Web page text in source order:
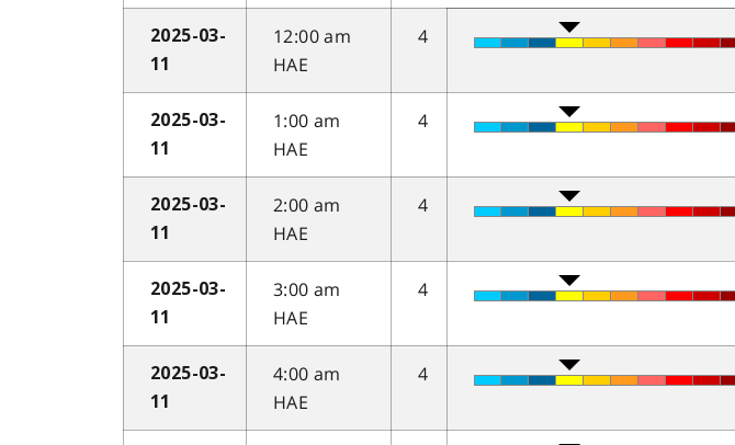
2025-03-
11
12:00 am
HAE
4
2025-03-
11
1:00 am
HAE
4
2025-03-
11
2:00 am
HAE
4
2025-03-
11
3:00 am
HAE
4
2025-03-
11
4:00 am
HAE
4